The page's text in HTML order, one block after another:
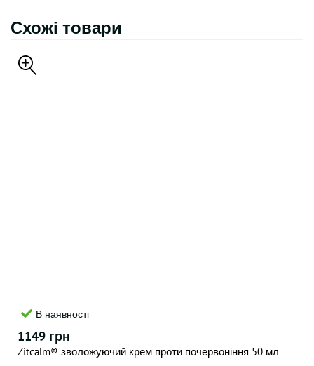
Схожі товари
В наявності
1149 грн
Zitcalm® зволожуючий крем проти почервоніння 50 мл